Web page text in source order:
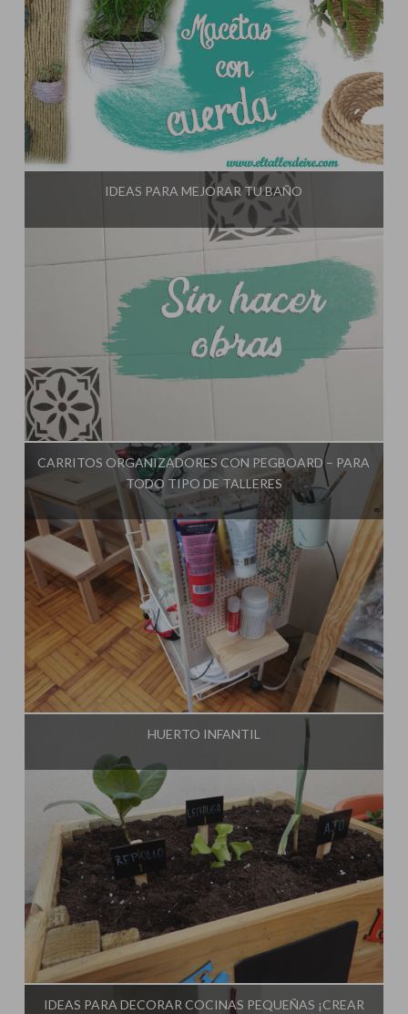
Influencer:El Taller de Ire
IDEAS PARA MEJORAR TU BAÑO
CARRITOS ORGANIZADORES CON PEGBOARD – PARA
TODO TIPO DE TALLERES
Influencer:El Taller de Ire
HUERTO INFANTIL
Influencer: El Taller de Ire
IDEAS PARA DECORAR COCINAS PEQUEÑAS ¡CREAR